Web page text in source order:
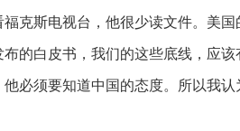
克斯电视台，他很少读文件。美
的白皮书，我们的这些底线，应
必须要知道中国的态度。所以我